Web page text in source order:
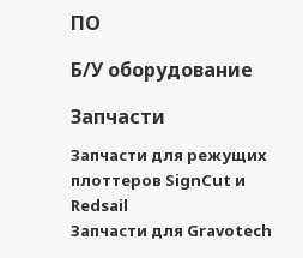
ПО
Б/У оборудование
Запчасти
Запчасти для режущих
плоттеров SignCut и
Redsail
Запчасти для Gravotech